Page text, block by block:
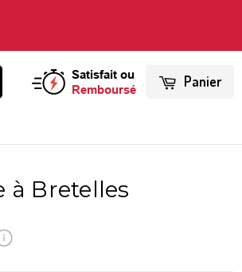
Satisfait ou
Remboursé
Panier
à Bretelles